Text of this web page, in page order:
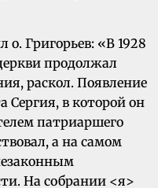
о. Григорьев: «В 1928
продолжал
раскол. Появление
Сергия, в которой он
патриаршего
а на самом
На собрании <я>